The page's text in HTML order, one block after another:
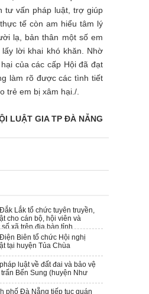
tư vấn pháp luật, trợ giúp
tế còn am hiểu tâm lý
lạ, bản thân một số em
lời khai khó khăn. Nhờ
của các cấp Hội đã đạt
làm rõ được các tình tiết
trẻ em bị xâm hại./.
LUẬT GIA TP ĐÀ NẴNG
Lắk tổ chức tuyên truyền,
cho cán bộ, hội viên và
xã trên điạ bàn tỉnh
Biên tổ chức Hội nghị
tại huyện Tủa Chùa
luật về đất đai và bảo vệ
Bến Sung (huyện Như
phố Đà Nẵng tiếp tục quán